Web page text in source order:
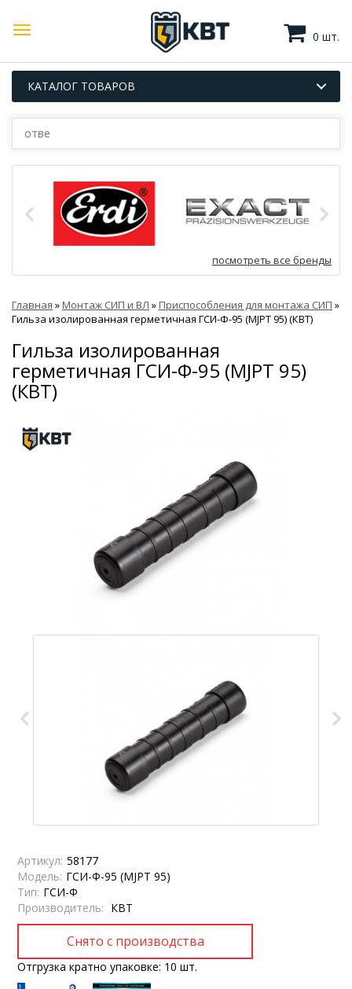
0 шт.
КАТАЛОГ ТОВАРОВ
посмотреть все бренды
Главная »Монтаж СИП и ВЛ »Приспособления для монтажа СИП »
Гильза изолированная герметичная ГСИ-Ф-95 (MJPT 95) (КВТ)
Гильза изолированная
герметичная ГСИ-Ф-95 (MJPT 95)
(КВТ)
Артикул: 58177
Модель: ГСИ-Ф-95 (MJPT 95)
Тип: ГСИ-Ф
Производитель: КВТ
Отгрузка кратно упаковке: 10 шт.